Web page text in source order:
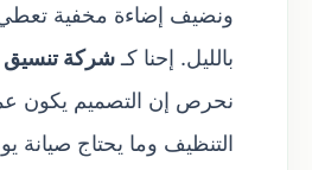
ونضيف إضاءة مخفية
بالليل. إحنا كـ شركة تنسيق
نحرص إن التصميم يكون
التنظيف وما يحتاج صيانة